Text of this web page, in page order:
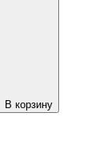
В корзину